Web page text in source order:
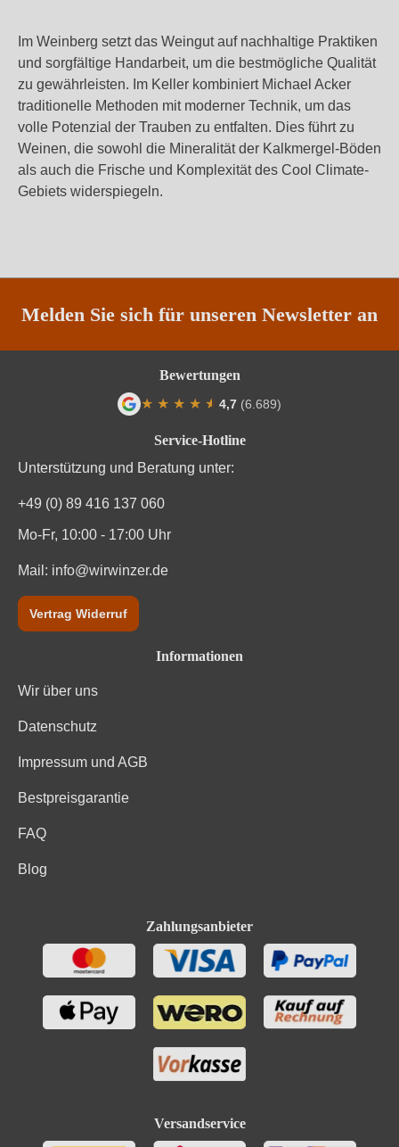
Im Weinberg setzt das Weingut auf nachhaltige Praktiken
und sorgfältige Handarbeit, um die bestmögliche Qualität
zu gewährleisten. Im Keller kombiniert Michael Acker
traditionelle Methoden mit moderner Technik, um das
volle Potenzial der Trauben zu entfalten. Dies führt zu
Weinen, die sowohl die Mineralität der Kalkmergel-Böden
als auch die Frische und Komplexität des Cool Climate-
Gebiets widerspiegeln.
Melden Sie sich für unseren Newsletter an
Service-Hotline
Unterstützung und Beratung unter:
+49 (0) 89 416 137 060
Mo-Fr, 10:00 - 17:00 Uhr
Mail: info@wirwinzer.de
Vertrag Widerruf
Informationen
Wir über uns
Datenschutz
Impressum und AGB
Bestpreisgarantie
FAQ
Blog
Zahlungsanbieter
Versandservice
Bewertungen
★ ★ ★ ★ ★
★ 4,7 (6.689)